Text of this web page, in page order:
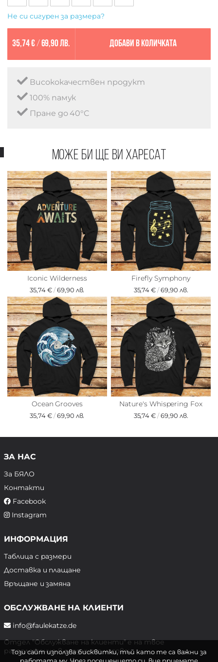
Не си сигурен за размера?
35,74 €/ 69,90 лв. Добави в количката
Висококачествен продукт
100% памук
Пране до 40°C
Може би ще ви харесат
Iconic Wilderness
35,74 €/69,90 лв.
Firefly Symphony
35,74 €/69,90 лв.
Ocean Grooves
35,74 €/69,90 лв.
Nature's Whispering Fox
35,74 €/69,90 лв.
ЗА НАС
За БЯЛО
Контакти
Facebook
Instagram
ИНФОРМАЦИЯ
Таблица с размери
Доставка и плащане
Връщане и замяна
ОБСЛУЖВАНЕ НА КЛИЕНТИ
info@faulekatze.de
Отдел "Обслужване на клиенти" е на твое
разположение в следните часове:
Този сайт използва бисквитки, тъй като те са важни за